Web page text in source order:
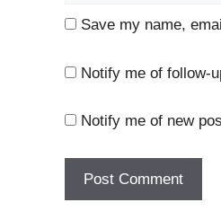
Save my name,
Notify me of follow-
Notify me of new